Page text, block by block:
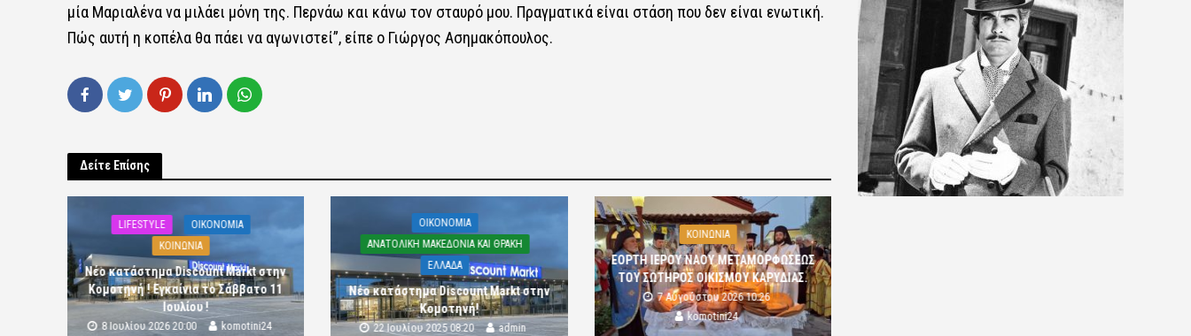
μία Μαριαλένανα μιλάει μόνη της. Περνάω και κάνω τον σταυρό μου. Πραγματικά είναι στάση που δεν είναι ενωτική.
Πώς αυτή η κοπέλα θα πάει να αγωνιστεί”, είπε ο Γιώργος Ασημακόπουλος.
Δείτε Επίσης
LIFESTYLE
OIKONOMIA
ΚΟΙΝΩΝΙΑ
Νέο κατάστημα Discount Markt στην
Κομοτηνή ! Εγκαίνια το Σάββατο 11
Ιουλίου !
8 Ιουλίου 2026 20:00 komotini24
OIKONOMIA
ΑΝΑΤΟΛΙΚΗ ΜΑΚΕΔΟΝΙΑ ΚΑΙ ΘΡΑΚΗ
ΕΛΛΑΔΑ
Νέο κατάστημα Discount Markt στην
Κομοτηνή!
22 Ιουλίου 2025 08:20 admin
ΚΟΙΝΩΝΙΑ
ΕΟΡΤΗ ΙΕΡΟΥ ΝΑΟΥ ΜΕΤΑΜΟΡΦΩΣΕΩΣ
ΤΟΥ ΣΩΤΗΡΟΣ ΟΙΚΙΣΜΟΥ ΚΑΡΥΔΙΑΣ.
7 Αυγούστου 2026 10:26
komotini24